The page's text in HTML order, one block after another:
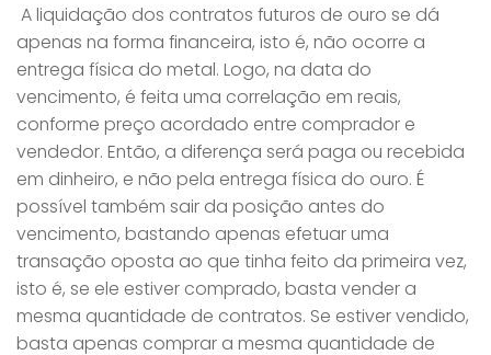
A liquidação dos contratos futuros de ouro se dá
apenas na forma financeira, isto é, não ocorre a
entrega física do metal. Logo, na data do
vencimento, é feita uma correlação em reais,
conforme preço acordado entre comprador e
vendedor. Então, a diferença será paga ou recebida
em dinheiro, e não pela entrega física do ouro. É
possível também sair da posição antes do
vencimento, bastando apenas efetuar uma
transação oposta ao que tinha feito da primeira vez,
isto é, se ele estiver comprado, basta vender a
mesma quantidade de contratos. Se estiver vendido,
basta apenas comprar a mesma quantidade de